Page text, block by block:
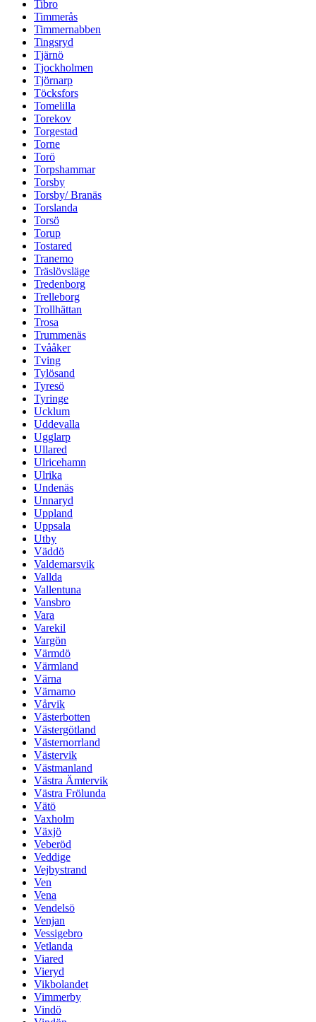
Tibro
Timmerås
Timmernabben
Tingsryd
Tjärnö
Tjockholmen
Tjörnarp
Töcksfors
Tomelilla
Torekov
Torgestad
Torne
Torö
Torpshammar
Torsby
Torsby/ Branäs
Torslanda
Torsö
Torup
Tostared
Tranemo
Träslövsläge
Tredenborg
Trelleborg
Trollhättan
Trosa
Trummenäs
Tvååker
Tving
Tylösand
Tyresö
Tyringe
Ucklum
Uddevalla
Ugglarp
Ullared
Ulricehamn
Ulrika
Undenäs
Unnaryd
Uppland
Uppsala
Utby
Väddö
Valdemarsvik
Vallda
Vallentuna
Vansbro
Vara
Varekil
Vargön
Värmdö
Värmland
Värna
Värnamo
Vårvik
Västerbotten
Västergötland
Västernorrland
Västervik
Västmanland
Västra Ämtervik
Västra Frölunda
Vätö
Vaxholm
Växjö
Veberöd
Veddige
Vejbystrand
Ven
Vena
Vendelsö
Venjan
Vessigebro
Vetlanda
Viared
Vieryd
Vikbolandet
Vimmerby
Vindö